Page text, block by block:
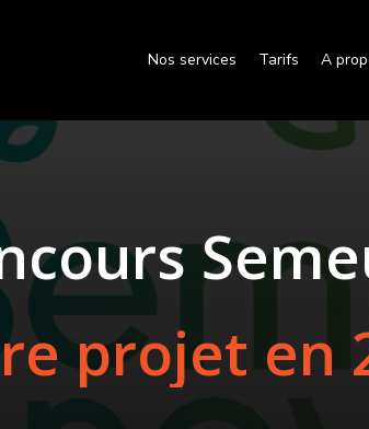
Nos services Tarifs A
projet en